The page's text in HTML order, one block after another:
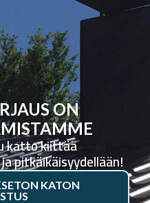
ON
katto kiittää
pitkäikäisyydellään!
KATON